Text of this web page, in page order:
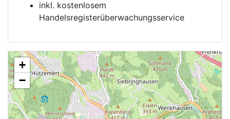
inkl. kostenlosem
Handelsregisterüberwachungsservice
+
−